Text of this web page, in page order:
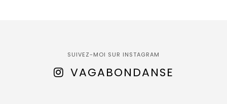
SUIVEZ-MOI SUR INSTAGRAM
VAGABONDANSE